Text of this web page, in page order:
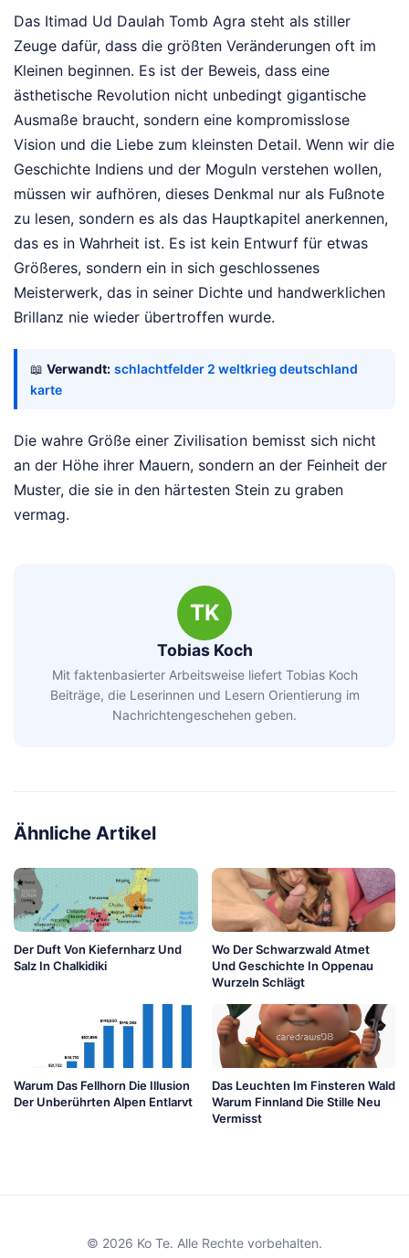
Das Itimad Ud Daulah Tomb Agra steht als stiller
Zeuge dafür, dass die größten Veränderungen oft im
Kleinen beginnen. Es ist der Beweis, dass eine
ästhetische Revolution nicht unbedingt gigantische
Ausmaße braucht, sondern eine kompromisslose
Vision und die Liebe zum kleinsten Detail. Wenn wir die
Geschichte Indiens und der Moguln verstehen wollen,
müssen wir aufhören, dieses Denkmal nur als Fußnote
zu lesen, sondern es als das Hauptkapitel anerkennen,
das es in Wahrheit ist. Es ist kein Entwurf für etwas
Größeres, sondern ein in sich geschlossenes
Meisterwerk, das in seiner Dichte und handwerklichen
Brillanz nie wieder übertroffen wurde.
📖 Verwandt: schlachtfelder 2 weltkrieg deutschland
karte
Die wahre Größe einer Zivilisation bemisst sich nicht
an der Höhe ihrer Mauern, sondern an der Feinheit der
Muster, die sie in den härtesten Stein zu graben
vermag.
TK
Tobias Koch
Mit faktenbasierter Arbeitsweise liefert Tobias Koch
Beiträge, die Leserinnen und Lesern Orientierung im
Nachrichtengeschehen geben.
Ähnliche Artikel
Der Duft Von Kiefernharz Und
Salz In Chalkidiki
Wo Der Schwarzwald Atmet
Und Geschichte In Oppenau
Wurzeln Schlägt
Warum Das Fellhorn Die Illusion
Der Unberührten Alpen Entlarvt
Das Leuchten Im Finsteren Wald
Warum Finnland Die Stille Neu
Vermisst
© 2026 Ko Te. Alle Rechte vorbehalten.